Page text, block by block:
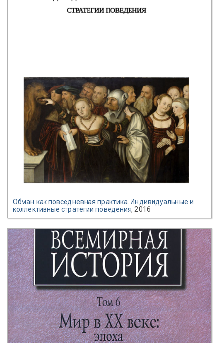
Обман как повседневная практика. Индивидуальные и
коллективные стратегии поведения, 2016